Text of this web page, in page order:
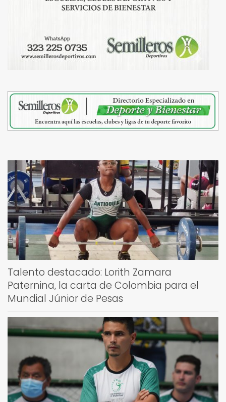
Talento destacado: Lorith Zamara
Paternina, la carta de Colombia para el
Mundial Júnior de Pesas